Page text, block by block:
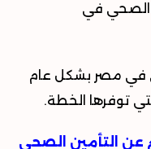
الصحي في
في مصر بشكل عام
توفرها الخطة.
عن التأمين الصحي